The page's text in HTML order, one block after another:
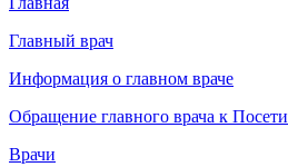
Главный врач
Информация о главном враче
Обращение главного врача к
Врачи